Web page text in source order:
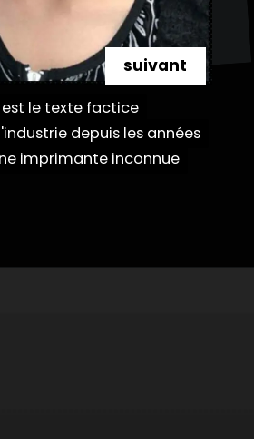
le texte factice
depuis les années
imprimante inconnue
le texte factice
depuis les années
imprimante inconnue
suivant